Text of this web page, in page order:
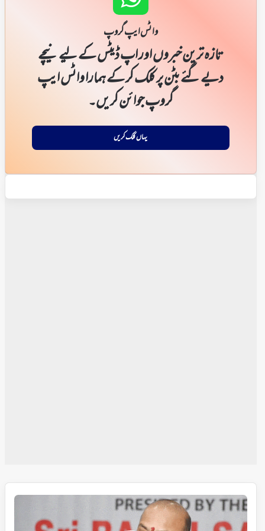
واٹس ایپ گروپ
تازہ ترین خبروں اور اپ ڈیٹس کے لیے نیچے
دیے گئے بٹن پر کلک کر کے ہمارا واٹس ایپ
گروپ جوائن کریں۔
یہاں کلک کریں
آروگیہ
شری
اور